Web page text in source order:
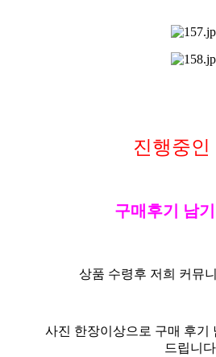
진행중인
구매후기 남
상품 수령후 저희 커뮤
사진 한장이상으로 구매 후기
드립니